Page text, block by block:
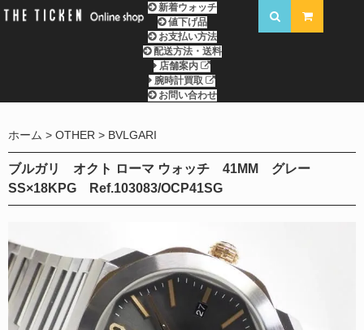
新着ウォッチ
値下げ品
お支払い方法
配送方法・送料
店舗案内
腕時計買取
お問い合わせ
ホーム OTHER BVLGARI
ブルガリ オクト ローマ ウォッチ 41MM グレー
SS×18KPG Ref.103083/OCP41SG